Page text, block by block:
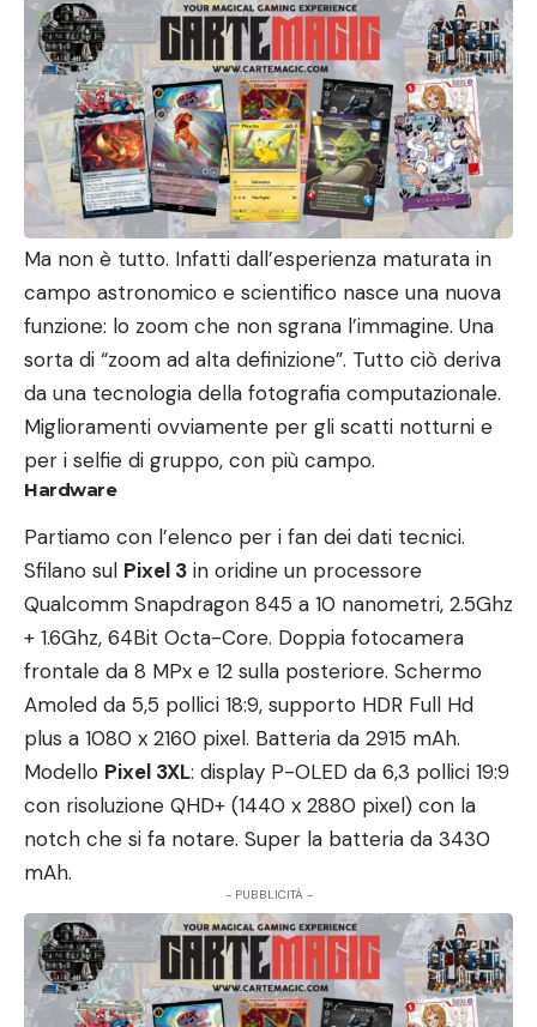
Ma non è tutto. Infatti dall’esperienza maturata in
campo astronomico e scientifico nasce una nuova
funzione: lo zoom che non sgrana l’immagine. Una
sorta di “zoom ad alta definizione”. Tutto ciò deriva
da una tecnologia della fotografia computazionale.
Miglioramenti ovviamente per gli scatti notturni e
per i selfie di gruppo, con più campo.
Hardware
Partiamo con l’elenco per i fan dei dati tecnici.
Sfilano sul Pixel 3 in oridine un processore
Qualcomm Snapdragon 845 a 10 nanometri, 2.5Ghz
+ 1.6Ghz, 64Bit Octa-Core. Doppia fotocamera
frontale da 8 MPx e 12 sulla posteriore. Schermo
Amoled da 5,5 pollici 18:9, supporto HDR Full Hd
plus a 1080 x 2160 pixel. Batteria da 2915 mAh.
Modello Pixel 3XL: display P-OLED da 6,3 pollici 19:9
con risoluzione QHD+ (1440 x 2880 pixel) con la
notch che si fa notare. Super la batteria da 3430
mAh.
- PUBBLICITÀ -